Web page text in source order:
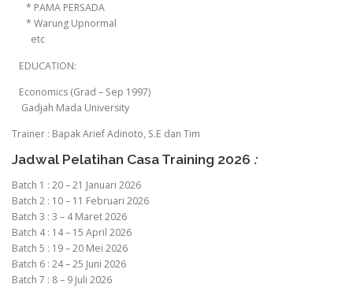
* PAMA PERSADA
* Warung Upnormal
etc
EDUCATION:
Economics (Grad – Sep 1997)
Gadjah Mada University
Trainer : Bapak Arief Adinoto, S.E dan Tim
Jadwal Pelatihan Casa Training 2026 :
Batch 1 : 20 – 21 Januari 2026
Batch 2 : 10 – 11 Februari 2026
Batch 3 : 3 – 4 Maret 2026
Batch 4 : 14 – 15 April 2026
Batch 5 : 19 – 20 Mei 2026
Batch 6 : 24 – 25 Juni 2026
Batch 7 : 8 – 9 Juli 2026